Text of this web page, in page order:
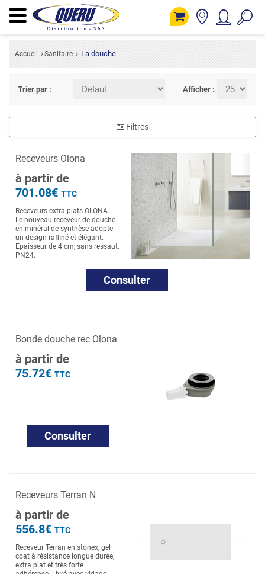
Accueil Sanitaire La douche
Trier par : Afficher :
Filtres
Receveurs Olona
à partir de
701.08€ TTC
Receveurs extra-plats OLONA. .
Le nouveau receveur de douche
en minéral de synthèse adopte
un design raffiné et élégant.
Epaisseur de 4 cm, sans ressaut.
PN24.
Consulter
Bonde douche rec Olona
à partir de
75.72€ TTC
Consulter
Receveurs Terran N
à partir de
556.8€ TTC
Receveur Terran en stonex, gel
coat à résistance longue durée,
extra plat et très forte